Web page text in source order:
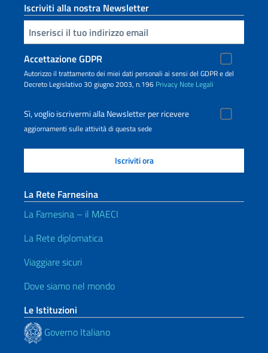
Iscriviti alla nostra Newsletter
Inserisci la tua email
Accettazione GDPR
Autorizzo il trattamento dei miei dati personali ai sensi del GDPR e del
Decreto Legislativo 30 giugno 2003, n.196 Privacy Note Legali
Sì, voglio iscrivermi alla Newsletter per ricevere
aggiornamenti sulle attività di questa sede
La Rete Farnesina
La Farnesina – il MAECI
La Rete diplomatica
Viaggiare sicuri
Dove siamo nel mondo
Le Istituzioni
Governo Italiano